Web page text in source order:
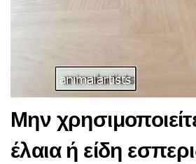
Μην
έλαια ή είδη